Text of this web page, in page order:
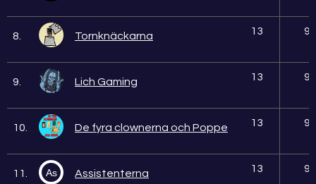
8. Tornknäckarna 13 9
9. Lich Gaming 13 9
10. De fyra clownerna och Poppe 13 9
11. As Assistenterna 13 9